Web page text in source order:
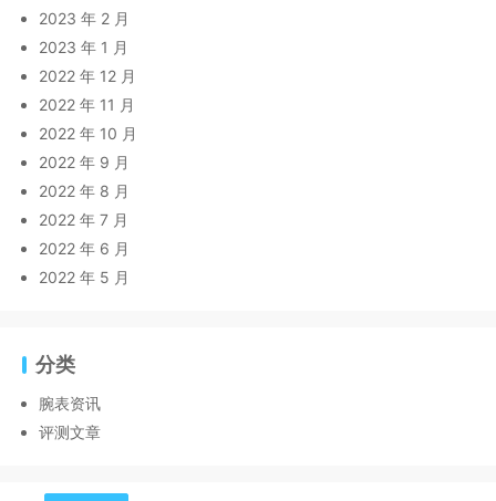
2023 年 2 月
2023 年 1 月
2022 年 12 月
2022 年 11 月
2022 年 10 月
2022 年 9 月
2022 年 8 月
2022 年 7 月
2022 年 6 月
2022 年 5 月
分类
腕表资讯
评测文章